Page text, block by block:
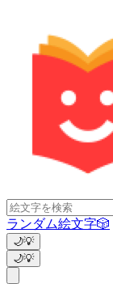
ランダム絵文字🎲
🌙💡
🌙💡